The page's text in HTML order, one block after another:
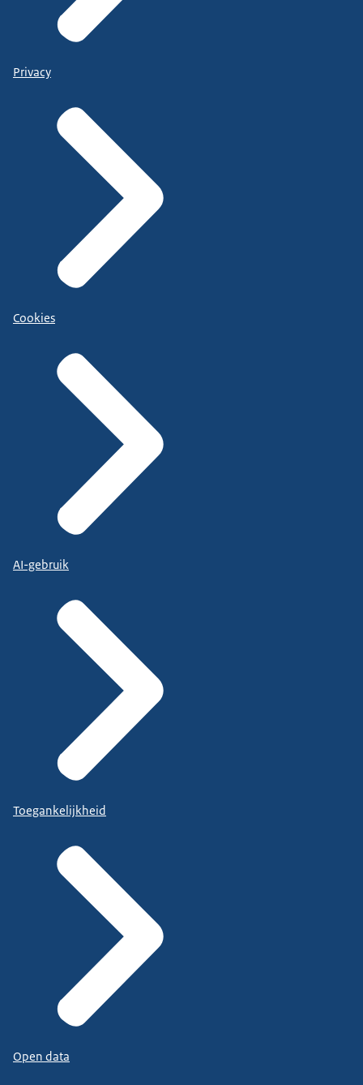
Privacy
Cookies
AI-gebruik
Toegankelijkheid
Open data